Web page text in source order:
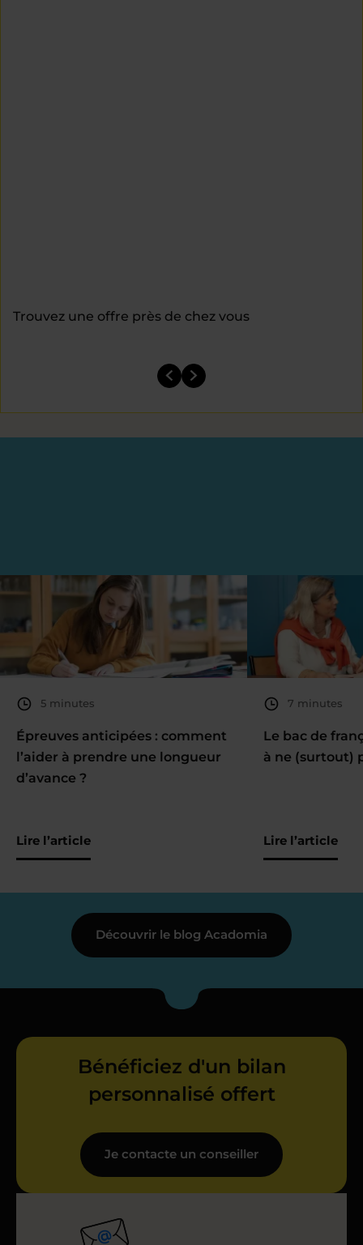
Trouvez une offre près de chez vous
5 minutes
Épreuves anticipées : comment
l’aider à prendre une longueur
d’avance ?
Lire l’article
7 minutes
Le bac de
à ne (surtout)
Lire l’article
Découvrir le blog Acadomia
Bénéficiez d'un bilan
personnalisé offert
Je contacte un conseiller